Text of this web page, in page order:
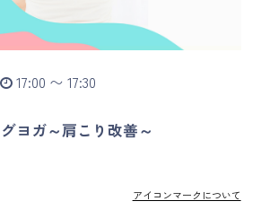
17:00 〜 17:30
ヨガ～肩こり改善～
アイコンマークについて